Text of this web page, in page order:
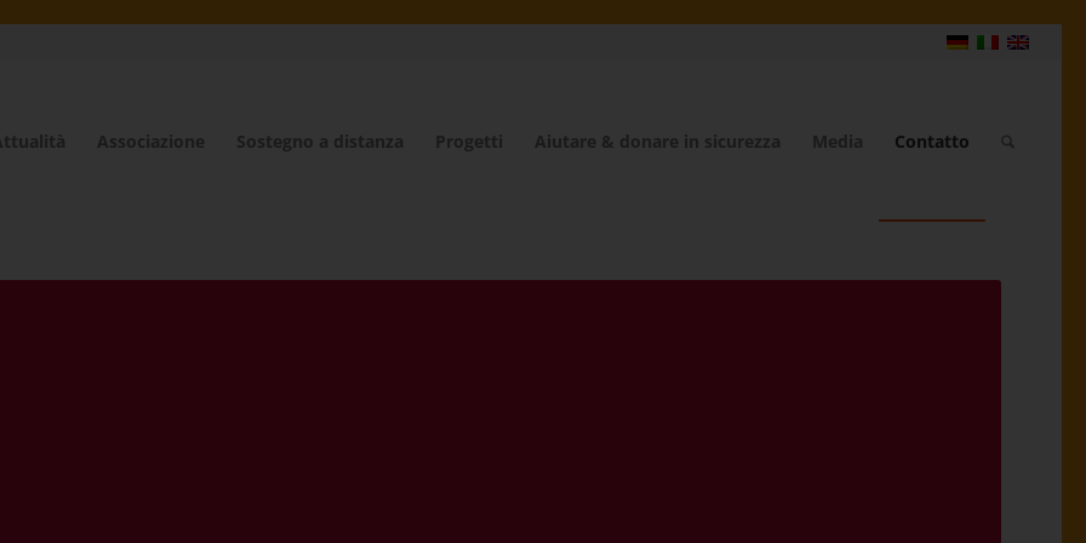
Associazione Sostegno a distanza Progetti Aiutare & donare in sicurezza Media Contatto